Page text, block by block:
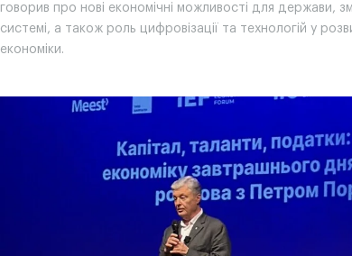
говорив про нові економічні можливості для держави,
системі, а також роль цифровізації та технологій у
економіки.